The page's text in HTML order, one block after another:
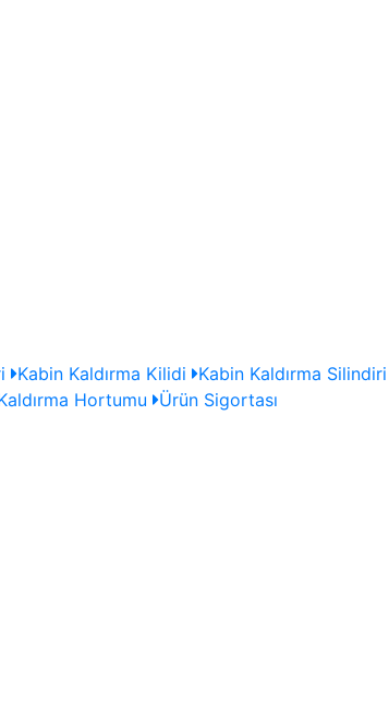
Kabin Kaldırma Kilidi
Kabin Kaldırma Silindiri
Hortumu Ürün Sigortası